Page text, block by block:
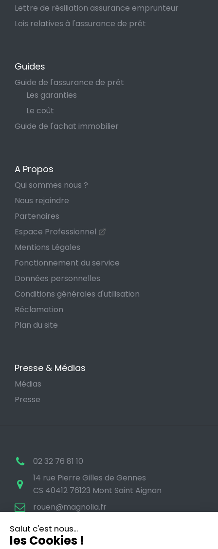
Lettre de résiliation assurance emprunteur
Lois relatives à l'assurance de prêt
Guides
Guide de l'assurance de prêt
Les garanties
Le coût
Guide de l'achat immobilier
A Propos
Qui sommes nous ?
Nous rejoindre
Partenaires
Espace Professionnel
Mentions Légales
Fonctionnement du service
Données personnelles
Conditions générales d'utilisation
Réclamation
Plan du site
Presse & Médias
Médias
Presse
02 32 76 81 10
14 rue Pierre Gilles de Gennes
CS 40412 76123 Mont Saint Aignan
rouen@magnolia.fr
Salut c'est nous...
les Cookies !